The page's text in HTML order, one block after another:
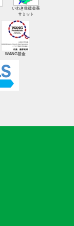
いわき生徒会長
サミット
WANG基金